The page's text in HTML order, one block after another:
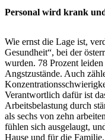
Personal wird krank
Wie ernst die Lage ist,
Gesundheit“, bei der
wurden. 78 Prozent
Angstzustände. Auch
Verantwortlich dafür ist
Arbeitsbelastung durch
als sechs von zehn
fühlen sich ausgelaugt,
Hause und für die